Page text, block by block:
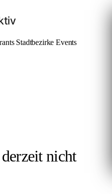
StadtbezirkeEvents
nicht